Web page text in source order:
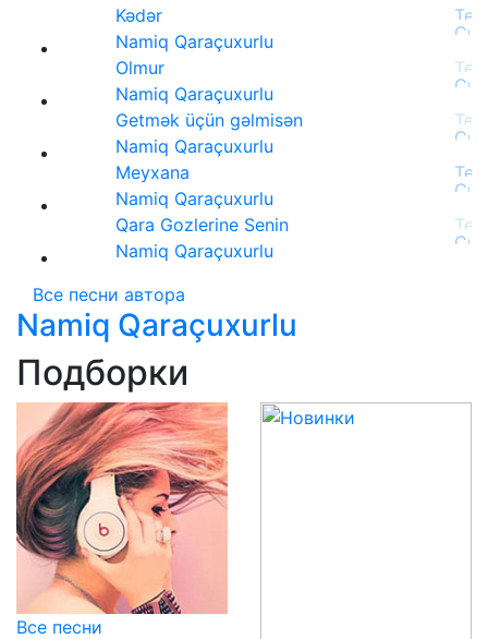
Kədər
Namiq Qaraçuxurlu
Olmur
Namiq Qaraçuxurlu
Getmək üçün gəlmisən
Namiq Qaraçuxurlu
Meyxana
Namiq Qaraçuxurlu
Qara Gozlerine Senin
Namiq Qaraçuxurlu
Все песни автора
Namiq Qaraçuxurlu
Подборки
Все песни